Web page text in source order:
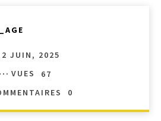
JUIN, 2025
VUES
67
0